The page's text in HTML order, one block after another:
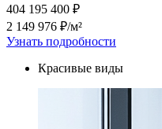
404 195 400 ₽
2 149 976 ₽/м²
Узнать подробности
Красивые виды